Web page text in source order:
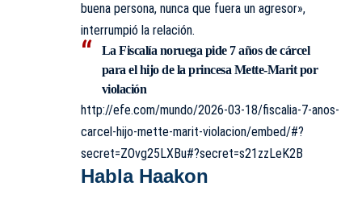
buena persona, nunca que fuera un agresor»,
interrumpió la relación.
La Fiscalía noruega pide 7 años de cárcel
para el hijo de la princesa Mette-Marit por
violación
http://efe.com/mundo/2026-03-18/fiscalia-7-anos-
carcel-hijo-mette-marit-violacion/embed/#?
secret=ZOvg25LXBu#?secret=s21zzLeK2B
Habla Haakon